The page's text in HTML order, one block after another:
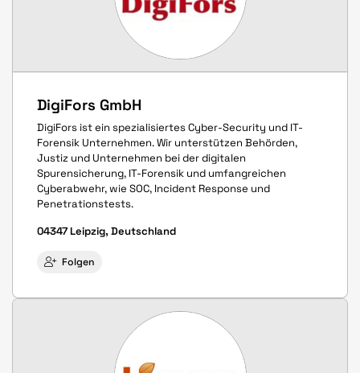
DigiFors GmbH
DigiFors ist ein spezialisiertes Cyber-Security und IT-
Forensik Unternehmen. Wir unterstützen Behörden,
Justiz und Unternehmen bei der digitalen
Spurensicherung, IT-Forensik und umfangreichen
Cyberabwehr, wie SOC, Incident Response und
Penetrationstests.
04347 Leipzig, Deutschland
Folgen